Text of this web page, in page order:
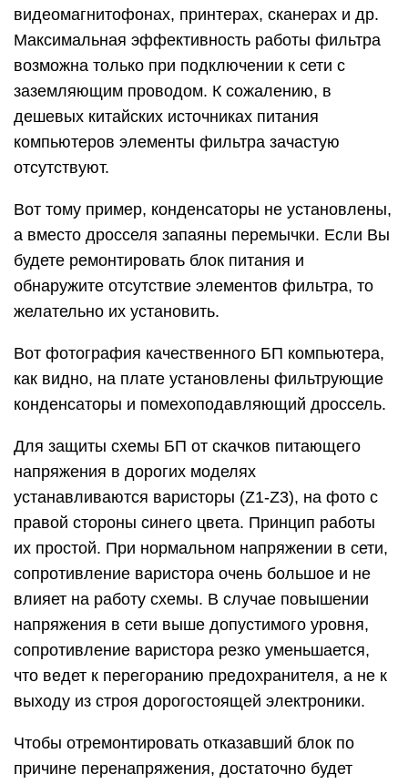
видеомагнитофонах, принтерах, сканерах и др.
Максимальная эффективность работы фильтра
возможна только при подключении к сети с
заземляющим проводом. К сожалению, в
дешевых китайских источниках питания
компьютеров элементы фильтра зачастую
отсутствуют.
Вот тому пример, конденсаторы не установлены,
а вместо дросселя запаяны перемычки. Если Вы
будете ремонтировать блок питания и
обнаружите отсутствие элементов фильтра, то
желательно их установить.
Вот фотография качественного БП компьютера,
как видно, на плате установлены фильтрующие
конденсаторы и помехоподавляющий дроссель.
Для защиты схемы БП от скачков питающего
напряжения в дорогих моделях
устанавливаются варисторы (Z1-Z3), на фото с
правой стороны синего цвета. Принцип работы
их простой. При нормальном напряжении в сети,
сопротивление варистора очень большое и не
влияет на работу схемы. В случае повышении
напряжения в сети выше допустимого уровня,
сопротивление варистора резко уменьшается,
что ведет к перегоранию предохранителя, а не к
выходу из строя дорогостоящей электроники.
Чтобы отремонтировать отказавший блок по
причине перенапряжения, достаточно будет